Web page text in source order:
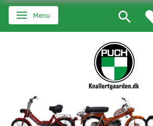
Skifte navigation
Menu